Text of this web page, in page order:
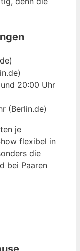
20:00 Uhr
(Berlin.de)
je
flexibel in
die
bei Paaren